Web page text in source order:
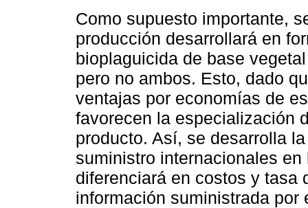
Como supuesto importante,
producción desarrollará en
bioplaguicida de base
pero no ambos. Esto, dado
ventajas por economías de
favorecen la especialización
producto. Así, se desarrolla
suministro internacionales
diferenciará en costos y tasa
información suministrada por